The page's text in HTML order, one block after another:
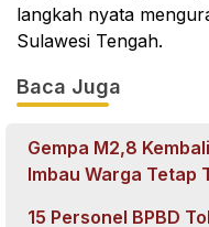
langkah nyata
Sulawesi Tengah.
Baca Juga
Gempa M2,8
Imbau Warga Tetap
15 Personel BPBD